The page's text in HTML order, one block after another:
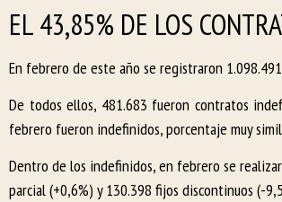
EL 43,85% DE LOS
En febrero de este año se registraron
De todos ellos, 481.683 fueron contratos
febrero fueron indefinidos, porcentaje muy
Dentro de los indefinidos, en febrero se
parcial (+0,6%) y 130.398 fijos discontinuos (-